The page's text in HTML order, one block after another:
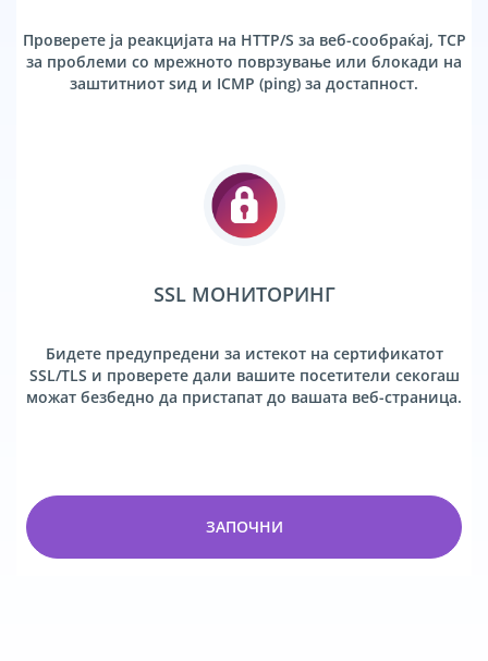
Проверете ја реакцијата на HTTP/S за веб-сообраќај, TCP
за проблеми со мрежното поврзување или блокади на
заштитниот ѕид и ICMP (ping) за достапност.
SSL МОНИТОРИНГ
Бидете предупредени за истекот на сертификатот
SSL/TLS и проверете дали вашите посетители секогаш
можат безбедно да пристапат до вашата веб-страница.
ЗАПОЧНИ